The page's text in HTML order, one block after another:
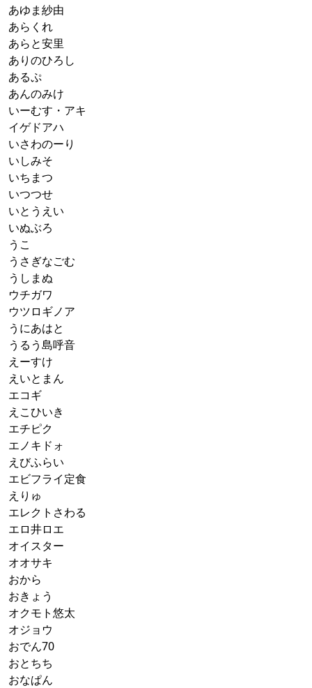
あゆま紗由
あらくれ
あらと安里
ありのひろし
あるぷ
あんのみけ
いーむす・アキ
イゲドアハ
いさわのーり
いしみそ
いちまつ
いつつせ
いとうえい
いぬぶろ
うこ
うさぎなごむ
うしまぬ
ウチガワ
ウツロギノア
うにあはと
うるう島呼音
えーすけ
えいとまん
エコギ
えこひいき
エチピク
エノキドォ
えびふらい
エビフライ定食
えりゅ
エレクトさわる
エロ井ロエ
オイスター
オオサキ
おから
おきょう
オクモト悠太
オジョウ
おでん70
おとちち
おなぱん